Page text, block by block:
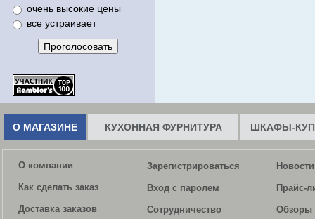
очень высокие цены
все устраивает
О МАГАЗИНЕ КУХОННАЯ ФУРНИТУРА ШКАФЫ-
О компании
Как сделать заказ
Доставка заказов
Зарегистрироваться
Вход с паролем
Сотрудничество
Новости
Прайс-
Обзоры